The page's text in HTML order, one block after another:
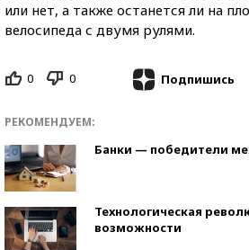
или нет, а также останется ли на
велосипеда с двумя рулями.
0 0 Подпишись
РЕКОМЕНДУЕМ:
Банки — победители
Технологическая
возможности